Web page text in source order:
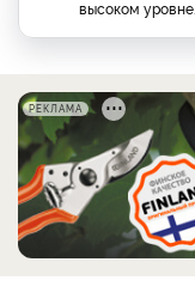
высоком уровне.
РЕКЛАМА